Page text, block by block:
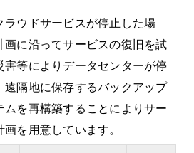
ラウドサービスが停止した場
画に沿ってサービスの復旧を試
害等によりデータセンターが停
遠隔地に保存するバックアップ
ムを再構築することによりサー
を用意しています。